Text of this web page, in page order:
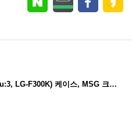
LG 옵티머스 뷰3(Vu:3, LG-F300K) 케이스, MSG 크로커 플립커버(MSG CROCO FLIP COVER)